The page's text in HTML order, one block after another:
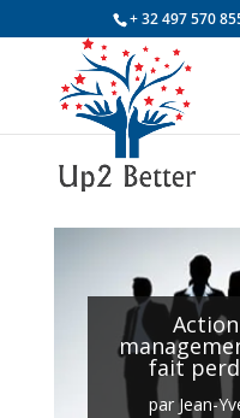
+ 32 497 570
fait
parJean-